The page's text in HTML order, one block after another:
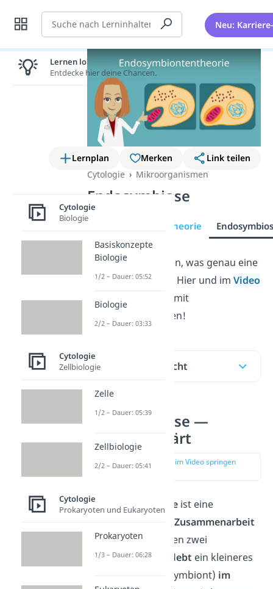
Suche Neu:
Lernplan Merken
Link teilen
Cytologie
Mikroorganismen
Endosymbiose
Endosymbiontentheorie
Du möchtest wissen, was genau eine
Endosymbiose
ist? Hier und imVideo
erklären wir es dir mit
einfachen Beispielen!
Inhaltsübersicht
Endosymbiose —
einfach erklärt
zur Stelle im Video springen
(00:50)
Eine Endosymbiose ist eine
besondere Art derZusammenarbeit
(Symbiose) zwischen zwei
Lebewesen. Dabei lebt ein kleineres
Lebewesen (Endosymbiont) im
Lernen lohnt sich!
Entdecke hier deine Chancen.
Cytologie
Biologie
Basiskonzepte
Biologie
1/2 – Dauer: 05:52
Biologie
2/2 – Dauer: 03:33
Cytologie
Zellbiologie
Zelle
1/2 – Dauer: 05:39
Zellbiologie
2/2 – Dauer: 05:41
Cytologie
Prokaryoten und Eukaryoten
Prokaryoten
1/3 – Dauer: 06:28